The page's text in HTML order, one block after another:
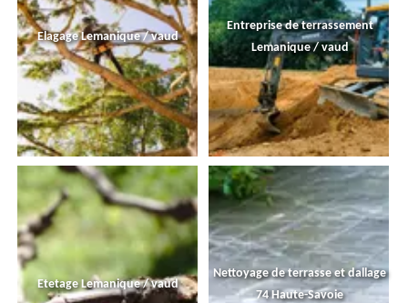
Elagage Lemanique / vaud
Entreprise de terrassement
Lemanique / vaud
Etetage Lemanique / vaud
Nettoyage de terrasse et dallage
74 Haute-Savoie